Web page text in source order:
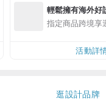
輕鬆擁有海外好
指定商品跨境享
活動詳
逛設計品牌